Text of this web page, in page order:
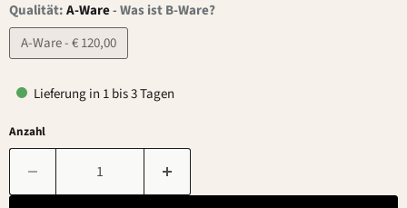
Qualität:A-Ware-Was ist B-Ware?
A-Ware - € 120,00
Lieferung in 1 bis 3 Tagen
Anzahl